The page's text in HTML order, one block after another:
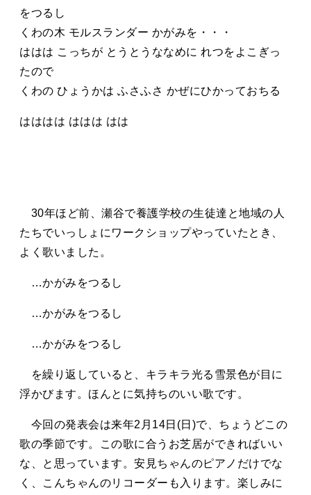
をつるし
くわの木 モルスランダー かがみを・・・
ははは こっちが とうとうななめに れつをよこぎっ
たので
くわの ひょうかは ふさふさ かぜにひかっておちる
はははは ははは はは
30年ほど前、瀬谷で養護学校の生徒達と地域の人
たちでいっしょにワークショップやっていたとき、
よく歌いました。
…かがみをつるし
…かがみをつるし
…かがみをつるし
を繰り返していると、キラキラ光る雪景色が目に
浮かびます。ほんとに気持ちのいい歌です。
今回の発表会は来年2月14日(日)で、ちょうどこの
歌の季節です。この歌に合うお芝居ができればいい
な、と思っています。安見ちゃんのピアノだけでな
く、こんちゃんのリコーダーも入ります。楽しみに